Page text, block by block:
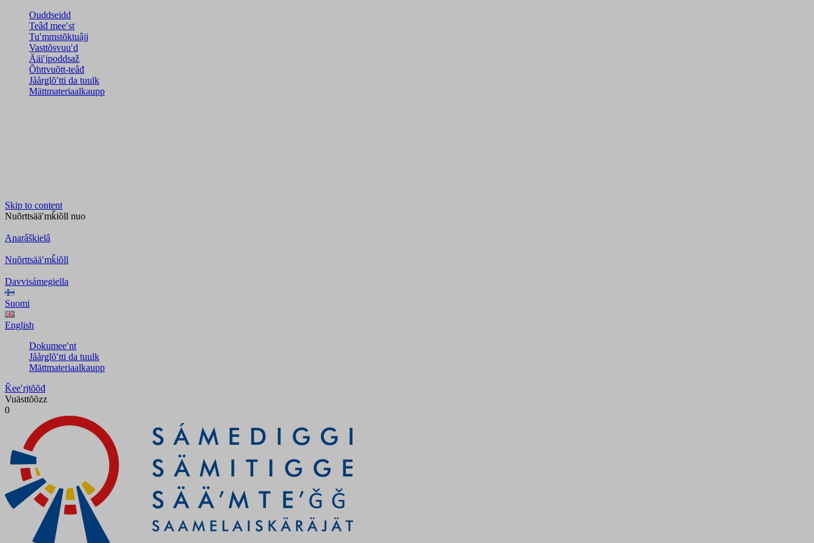
Ouddseidd
Teâđ meeʹst
Tuʹmmstõktuâjj
Vasttõsvuuʹd
Ääiʹjpoddsaž
Õhttvuõtt-teâđ
Jåårǥlõʹtti da tuulk
Mättmateriaalkaupp
Skip to content
Nuõrttsääʹmǩiõll nuo
Anarâškielâ
Nuõrttsääʹmǩiõll
Davvisámegiella
Suomi
English
Dokumeeʹnt
Jåårǥlõʹtti da tuulk
Mättmateriaalkaupp
Ǩeeʹrjtõõđ
Vuästtõõzz
0